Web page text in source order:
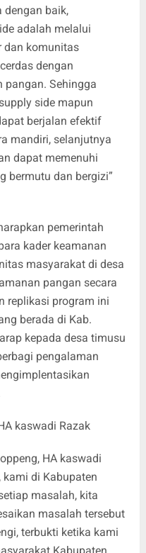
dengan baik,
adalah melalui
dan komunitas
dengan
pangan. Sehingga
side mapun
berjalan efektif
mandiri, selanjutnya
dapat memenuhi
bermutu dan bergizi”
pemerintah
kader keamanan
masyarakat di desa
pangan secara
replikasi program ini
berada di Kab.
kepada desa timusu
pengalaman
kaswadi Razak
HA kaswadi
di Kabupaten
masalah, kita
masalah tersebut
terbukti ketika kami